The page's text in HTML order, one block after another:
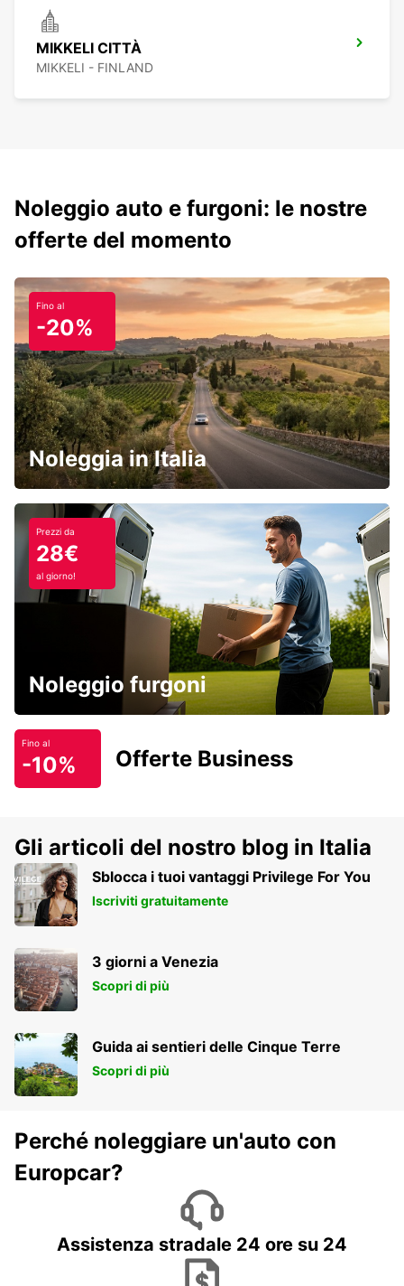
MIKKELI CITTÀ
MIKKELI - FINLAND
Noleggio auto e furgoni: le nostre
offerte del momento
Fino al
-20%
Noleggia in Italia
Prezzi da
28€
al giorno!
Noleggio furgoni
Fino al
-10% Offerte Business
Gli articoli del nostro blog in Italia
Sblocca i tuoi vantaggi Privilege For You
Iscriviti gratuitamente
3 giorni a Venezia
Scopri di più
Guida ai sentieri delle Cinque Terre
Scopri di più
Perché noleggiare un'auto con
Europcar?
Assistenza stradale 24 ore su 24